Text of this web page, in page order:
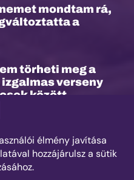
mondtam rá,
a
törheti meg a
verseny
között
nem rossz dolog”
a Daráló új